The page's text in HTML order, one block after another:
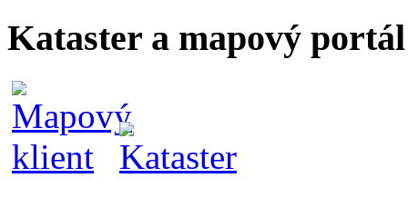
Kataster a mapový portál